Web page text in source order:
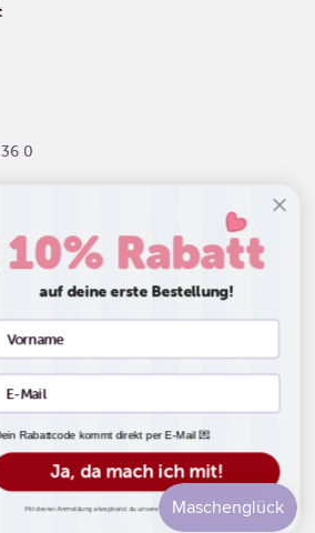
0
by Shopify
AGB
Versand
10% Rabatt
auf deine erste Bestellung!
Rabattcode kommt direkt per E-Mail 💌
Ja, da mach ich mit!
Mit deiner Anmeldung akzeptierst du unsere Datenschutzbestimmungen.